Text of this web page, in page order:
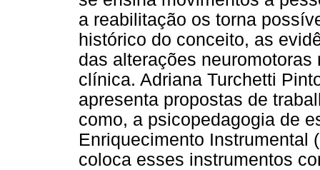
a reabilitação os torna
histórico do conceito, as
das alterações
clínica. Adriana Turchetti
apresenta propostas de
como, a psicopedagogia de
Enriquecimento Instrumental
coloca esses instrumentos